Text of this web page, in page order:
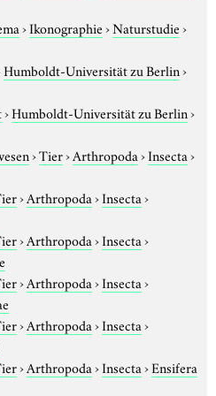
›Ikonographie›Naturstudie›
Humboldt-Universität zu Berlin›
›Humboldt-Universität zu Berlin›
›Tier›Arthropoda›Insecta›
›Arthropoda›Insecta›
›Arthropoda›Insecta›
›Arthropoda›Insecta›
›Arthropoda›Insecta›
›Arthropoda›Insecta›Ensifera